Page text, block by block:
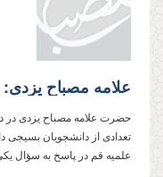
حضرت علامه مصباح یزدی در
تعدادی از دانشجویان بسیجی
علمیه قم در پاسخ به سؤال